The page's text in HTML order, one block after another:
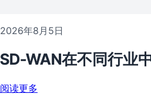
2026年8月5日
SD-WAN在不同行业
阅读更多